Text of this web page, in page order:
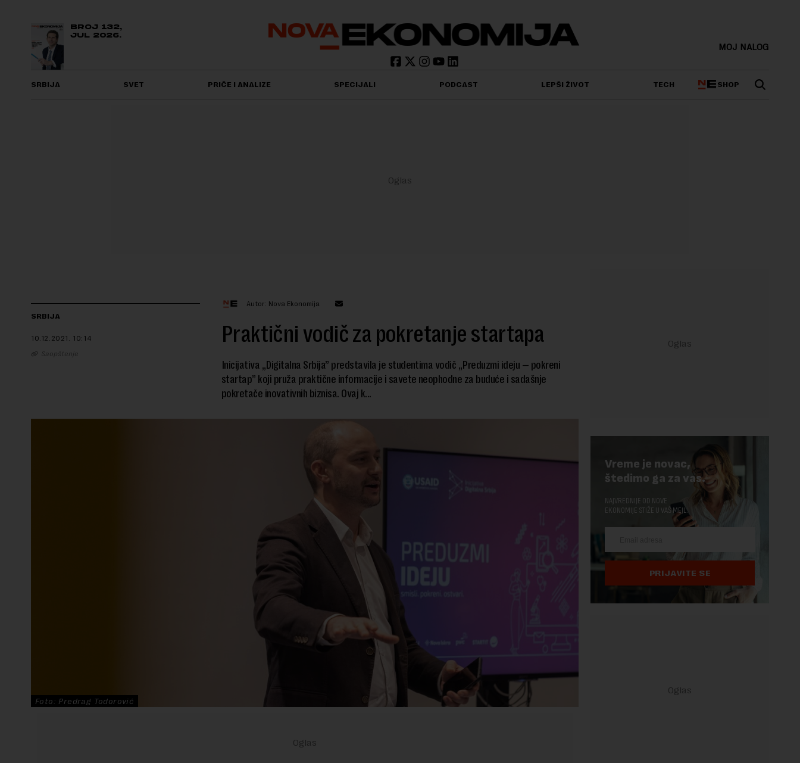
BROJ 132,
JUL 2026.
MOJ NALOG
SRBIJA SVET PRIČE I ANALIZE SPECIJALI PODCAST LEPŠI ŽIVOT TECH SHOP
SRBIJA
10.12.2021. 10:14
Saopštenje
Autor: Nova Ekonomija
Praktični vodič za pokretanje startapa
Inicijativa „Digitalna Srbija” predstavila je studentima vodič „Preduzmi ideju — pokreni
startap” koji pruža praktične informacije i savete neophodne za buduće i sadašnje
pokretače inovativnih biznisa. Ovaj k...
Foto: Predrag Todorović
Vreme je novac,
štedimo ga za vas.
NAJVREDNIJE OD NOVE
EKONOMIJE STIŽE U VAŠ MEJL.
PRIJAVITE SE